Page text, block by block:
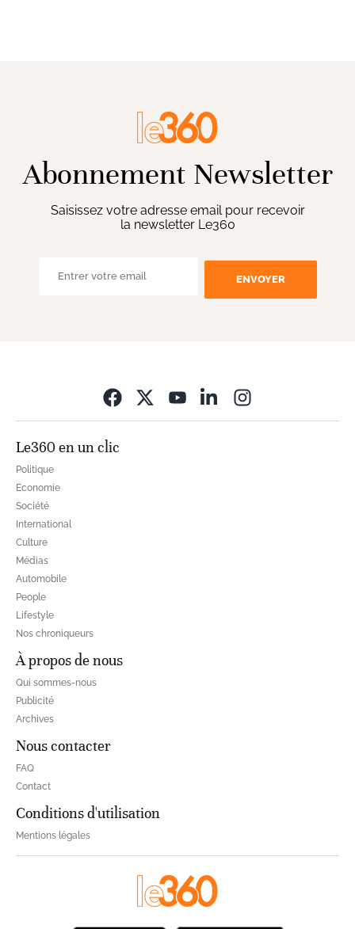
Abonnement Newsletter
Saisissez votre adresse email pour recevoir
la newsletter Le360
ENVOYER
Le360 en un clic
Politique
Economie
Société
International
Culture
Médias
Automobile
People
Lifestyle
Nos chroniqueurs
À propos de nous
Qui sommes-nous
Publicité
Archives
Nous contacter
FAQ
Contact
Conditions d'utilisation
Mentions légales